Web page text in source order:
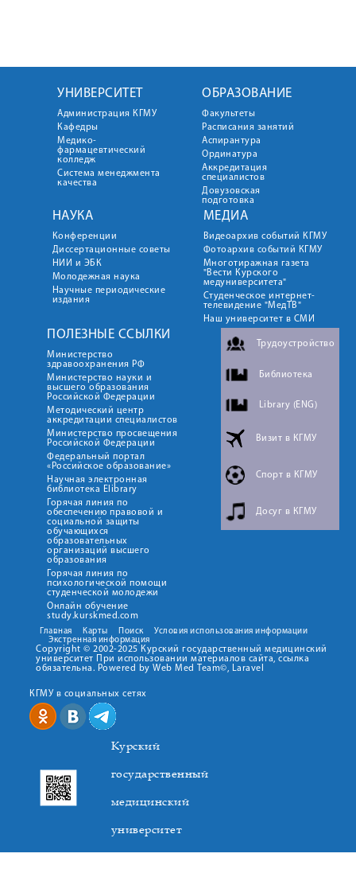
УНИВЕРСИТЕТ
Администрация КГМУ
Кафедры
Медико-
фармацевтический
колледж
Система менеджмента
качества
ОБРАЗОВАНИЕ
Факультеты
Расписания занятий
Аспирантура
Ординатура
Аккредитация
специалистов
Довузовская
подготовка
НАУКА
Конференции
Диссертационные советы
НИИ и ЭБК
Молодежная наука
Научные периодические
издания
МЕДИА
Видеоархив событий КГМУ
Фотоархив событий КГМУ
Многотиражная газета
"Вести Курского
медуниверситета"
Студенческое интернет-
телевидение "МедТВ"
Наш университет в СМИ
ПОЛЕЗНЫЕ ССЫЛКИ
Министерство
здравоохранения РФ
Министерство науки и
высшего образования
Российской Федерации
Методический центр
аккредитации специалистов
Министерство просвещения
Российской Федерации
Федеральный портал
«Российское образование»
Научная электронная
библиотека Elibrary
Горячая линия по
обеспечению правовой и
социальной защиты
обучающихся
образовательных
организаций высшего
образования
Горячая линия по
психологической помощи
студенческой молодежи
Онлайн обучение
study.kurskmed.com
Трудоустройство
Библиотека
Library (ENG)
Визит в КГМУ
Спорт в КГМУ
Досуг в КГМУ
Главная Карты Поиск
Условия использования информации
Экстренная информация
Copyright © 2002-2025 Курский государственный медицинский
университет При использовании материалов сайта, ссылка
обязательна. Powered by Web Med Team©, Laravel
КГМУ в социальных сетях
Курский
государственный
медицинский
университет